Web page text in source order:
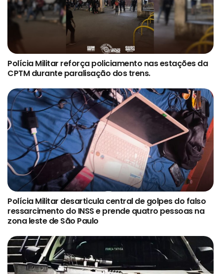
Polícia Militar reforça policiamento nas estações da
CPTM durante paralisação dos trens.
Polícia Militar desarticula central de golpes do falso
ressarcimento do INSS e prende quatro pessoas na
zona leste de São Paulo